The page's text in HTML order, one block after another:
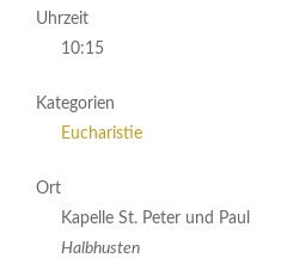
Uhrzeit
10:15
Kategorien
Eucharistie
Ort
Kapelle St. Peter und Paul
Halbhusten